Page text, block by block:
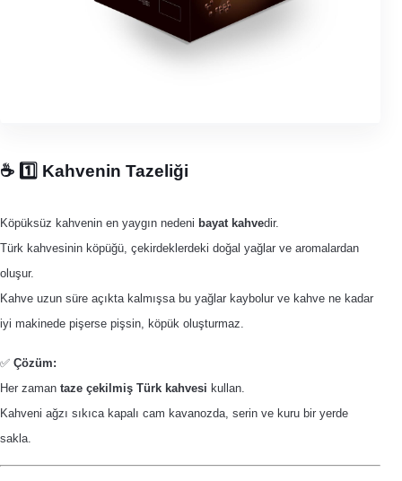
☕️ 1️⃣ Kahvenin Tazeliği
Köpüksüz kahvenin en yaygın nedeni bayat kahvedir.
Türk kahvesinin köpüğü, çekirdeklerdeki doğal yağlar ve aromalardan
oluşur.
Kahve uzun süre açıkta kalmışsa bu yağlar kaybolur ve kahve ne kadar
iyi makinede pişerse pişsin, köpük oluşturmaz.
✅ Çözüm:
Her zaman taze çekilmiş Türk kahvesi kullan.
Kahveni ağzı sıkıca kapalı cam kavanozda, serin ve kuru bir yerde
sakla.